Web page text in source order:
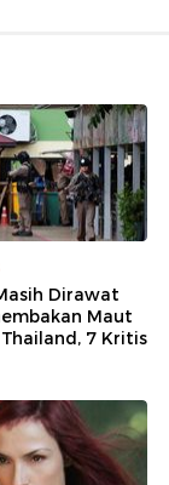
Dirawat
Maut
7 Kritis